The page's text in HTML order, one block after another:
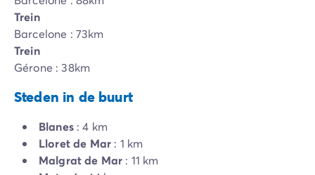
Trein
Barcelone : 73km
Trein
Gérone : 38km
Steden in de buurt
Blanes: 4 km
Lloret de Mar : 1 km
Malgrat de Mar : 11 km